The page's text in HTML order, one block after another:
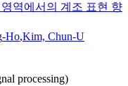
역에서의 계조 표현 향
-Ho,Kim, Chun-U
processing)